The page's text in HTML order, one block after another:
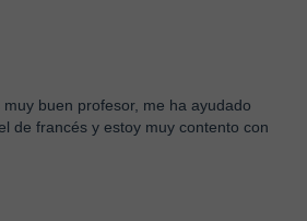
buen profesor, me ha ayudado
de francés y estoy muy contento con